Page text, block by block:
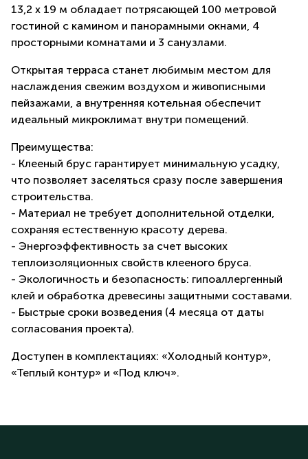
13,2 х 19 м обладает потрясающей 100 метровой
гостиной с камином и панорамными окнами, 4
просторными комнатами и 3 санузлами.
Открытая терраса станет любимым местом для
наслаждения свежим воздухом и живописными
пейзажами, а внутренняя котельная обеспечит
идеальный микроклимат внутри помещений.
Преимущества:
- Клееный брус гарантирует минимальную усадку,
что позволяет заселяться сразу после завершения
строительства.
- Материал не требует дополнительной отделки,
сохраняя естественную красоту дерева.
- Энергоэффективность за счет высоких
теплоизоляционных свойств клееного бруса.
- Экологичность и безопасность: гипоаллергенный
клей и обработка древесины защитными составами.
- Быстрые сроки возведения (4 месяца от даты
согласования проекта).
Доступен в комплектациях: «Холодный контур»,
«Теплый контур» и «Под ключ».